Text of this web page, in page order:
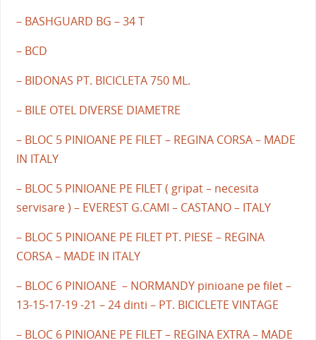
– BASHGUARD BG – 34 T
– BCD
– BIDONAS PT. BICICLETA 750 ML.
– BILE OTEL DIVERSE DIAMETRE
– BLOC 5 PINIOANE PE FILET – REGINA CORSA – MADE
IN ITALY
– BLOC 5 PINIOANE PE FILET ( gripat – necesita
servisare ) – EVEREST G.CAMI – CASTANO – ITALY
– BLOC 5 PINIOANE PE FILET PT. PIESE – REGINA
CORSA – MADE IN ITALY
– BLOC 6 PINIOANE – NORMANDY pinioane pe filet –
13-15-17-19 -21 – 24 dinti – PT. BICICLETE VINTAGE
– BLOC 6 PINIOANE PE FILET – REGINA EXTRA – MADE